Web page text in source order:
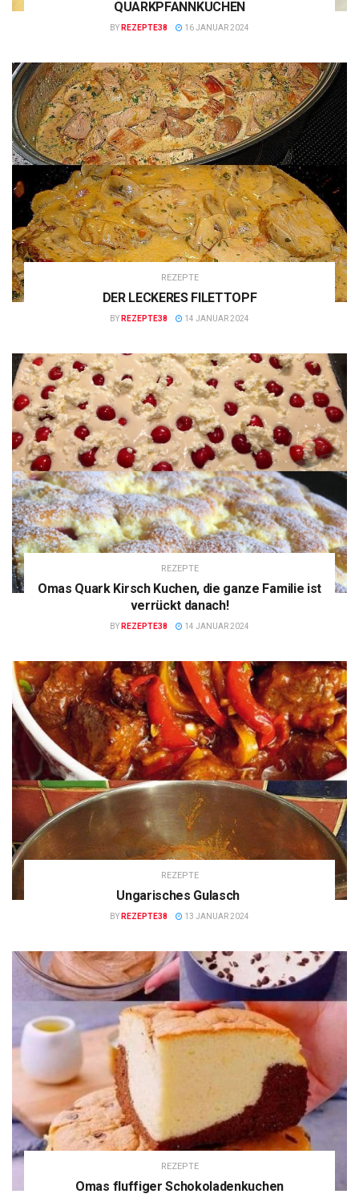
QUARKPFANNKUCHEN
BY REZEPTE38 16 JANUAR 2024
REZEPTE
DER LECKERES FILETTOPF
BY REZEPTE38 14 JANUAR 2024
REZEPTE
Omas Quark Kirsch Kuchen, die ganze Familie ist
verrückt danach!
BY REZEPTE38 14 JANUAR 2024
REZEPTE
Ungarisches Gulasch
BY REZEPTE38 13 JANUAR 2024
REZEPTE
Omas fluffiger Schokoladenkuchen